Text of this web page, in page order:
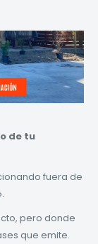
de tu
fuera de
pero donde
que emite.